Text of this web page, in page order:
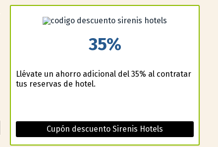
35%
Llévate un ahorro adicional del 35% al contratar
tus reservas de hotel.
Cupón descuento Sirenis Hotels